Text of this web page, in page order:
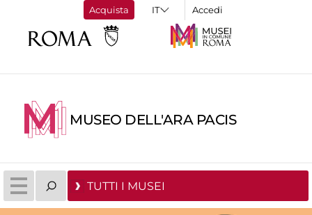
Acquista Accedi
MUSEO DELL'ARA PACIS
TUTTI I MUSEI